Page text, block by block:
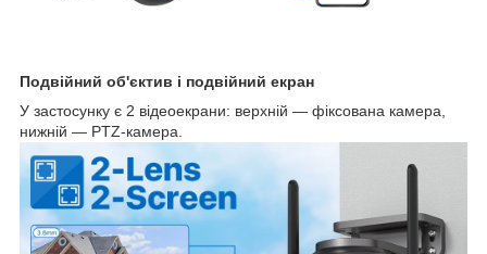
Подвійний об'єктив і подвійний екран
У застосунку є 2 відеоекрани: верхній — фіксована камера,
нижній — PTZ-камера.